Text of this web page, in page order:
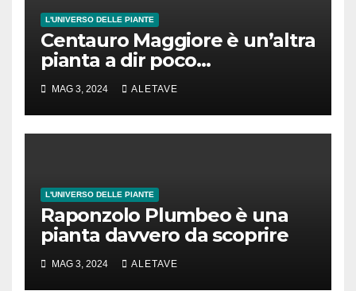
L'UNIVERSO DELLE PIANTE
Centauro Maggiore è un’altra
pianta a dir poco
spettacolare
MAG 3, 2024 ALETAVE
L'UNIVERSO DELLE PIANTE
Raponzolo Plumbeo è una
pianta davvero da scoprire
MAG 3, 2024 ALETAVE